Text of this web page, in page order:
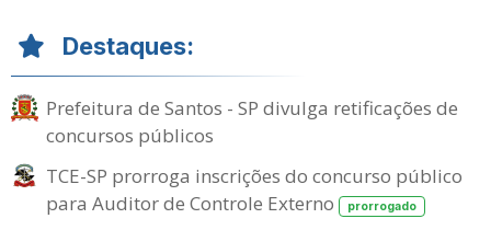
Destaques:
Prefeitura de Santos - SP divulga retificações de
concursos públicos
TCE-SP prorroga inscrições do concurso público
para Auditor de Controle Externo
prorrogado